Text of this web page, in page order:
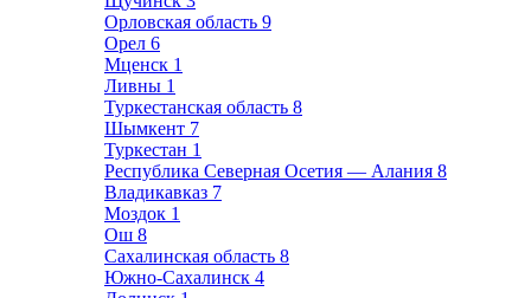
Орловская область 9
Орел 6
Мценск 1
Ливны 1
Туркестанская область 8
Шымкент 7
Туркестан 1
Республика Северная Осетия — Алания 8
Владикавказ 7
Моздок 1
Ош 8
Сахалинская область 8
Южно-Сахалинск 4